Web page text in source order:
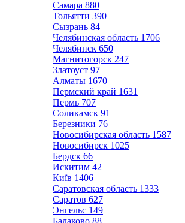
Самара 880
Тольятти 390
Сызрань 84
Челябинская область 1706
Челябинск 650
Магнитогорск 247
Златоуст 97
Алматы 1670
Пермский край 1631
Пермь 707
Соликамск 91
Березники 76
Новосибирская область 1587
Новосибирск 1025
Бердск 66
Искитим 42
Київ 1406
Саратовская область 1333
Саратов 627
Энгельс 149
Балаково 88